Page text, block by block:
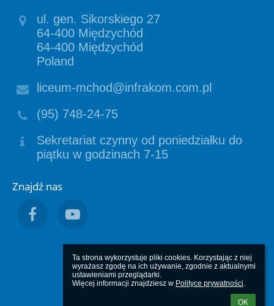
Ta strona wykorzystuje pliki cookies. Korzystając z niej
wyrażasz zgodę na ich używanie, zgodnie z aktualnymi
ustawieniami przeglądarki.
Więcej informacji znajdziesz w Polityce prywatności.
OK
ul. gen. Sikorskiego 27
64-400 Międzychód
64-400 Międzychód
Poland
liceum-mchod@infrakom.com.pl
(95) 748-24-75
Sekretariat czynny od poniedziałku do
piątku w godzinach 7-15
Znajdź nas